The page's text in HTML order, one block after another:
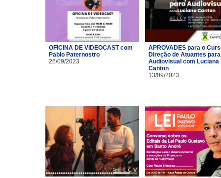
OFICINA DE VIDEOCAST com
Pablo Paternostro
26/09/2023
APROVADES para o
Direção de Atuantes para
Audiovisual com Luciana
Canton
13/09/2023